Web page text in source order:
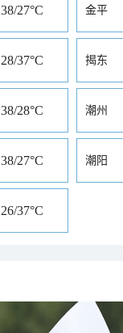
38/27°C 金平
28/37°C 揭东
38/28°C 潮州
38/27°C 潮阳
26/37°C